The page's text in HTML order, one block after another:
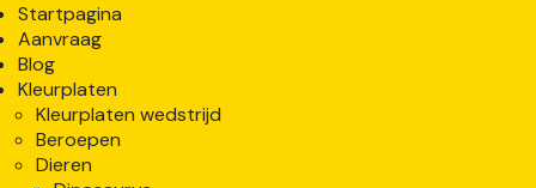
Startpagina
Aanvraag
Blog
Kleurplaten
Kleurplaten wedstrijd
Beroepen
Dieren